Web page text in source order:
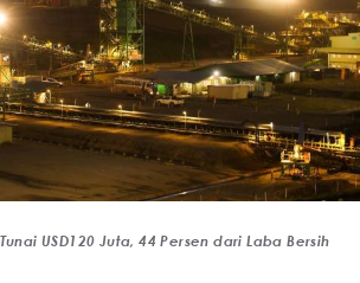
USD120 Juta, 44 Persen dari Laba Bersih